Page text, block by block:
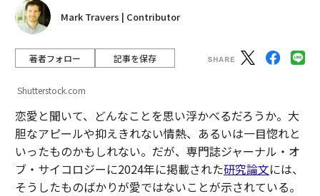
Mark Travers | Contributor
著者フォロー 記事を保存
Shutterstock.com
恋愛と聞いて、どんなことを思い浮かべるだろうか。大
胆なアピールや抑えきれない情熱、あるいは一目惚れと
いったものかもしれない。だが、専門誌ジャーナル・オ
ブ・サイコロジーに2024年に掲載された研究論文には、
そうしたものばかりが愛ではないことが示されている。